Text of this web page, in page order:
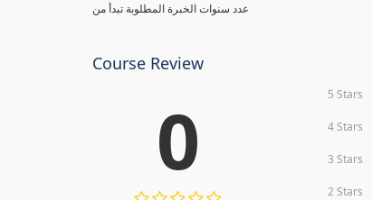
عدد سنوات الخبرة المطلوبة تبدأ من
Course Review
0 5 Stars
4 Stars
3 Stars
2 Stars